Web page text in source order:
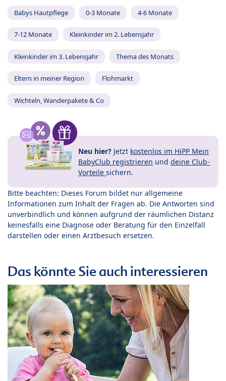
Babys Hautpflege 0-3 Monate 4-6 Monate
7-12 Monate Kleinkinder im 2. Lebensjahr
Kleinkinder im 3. Lebensjahr Thema des Monats
Eltern in meiner Region Flohmarkt
Wichteln, Wanderpakete & Co
Neu hier? Jetzt kostenlos im HiPP Mein
BabyClub registrieren und deine Club-
Vorteile sichern.
Bitte beachten: Dieses Forum bildet nur allgemeine
Informationen zum Inhalt der Fragen ab. Die Antworten sind
unverbindlich und können aufgrund der räumlichen Distanz
keinesfalls eine Diagnose oder Beratung für den Einzelfall
darstellen oder einen Arztbesuch ersetzen.
Das könnte Sie auch interessieren